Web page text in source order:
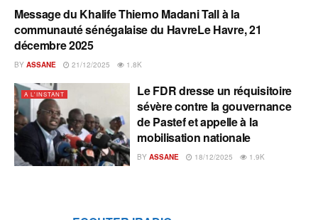
A L'INSTANT
Message du Khalife Thierno Madani Tall à la
communauté sénégalaise du HavreLe Havre, 21
décembre 2025
BY ASSANE 21/12/2025 1.8K
A L'INSTANT
Le FDR dresse un réquisitoire
sévère contre la gouvernance
de Pastef et appelle à la
mobilisation nationale
BY ASSANE 18/12/2025 1.9K